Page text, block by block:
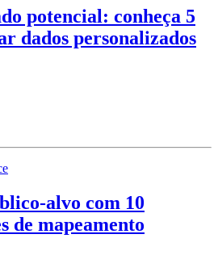
potencial: conheça 5
dados personalizados
alvo com 10
de mapeamento